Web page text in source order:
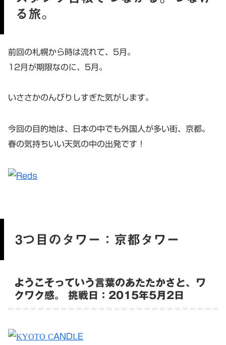
る旅。
前回の札幌から時は流れて、5月。
12月が期限なのに、5月。
いささかのんびりしすぎた気がします。
今回の目的地は、日本の中でも外国人が多い街、京都。
春の気持ちいい天気の中の出発です！
3つ目のタワー：京都タワー
ようこそっていう言葉のあたたかさと、ワ
クワク感。 挑戦日：2015年5月2日